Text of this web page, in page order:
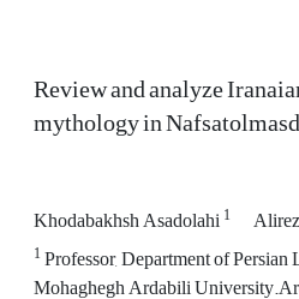
Review and analyze
mythology in
Khodabakhsh Asadolahi1
1Professor, Department of
Mohaghegh Ardabili